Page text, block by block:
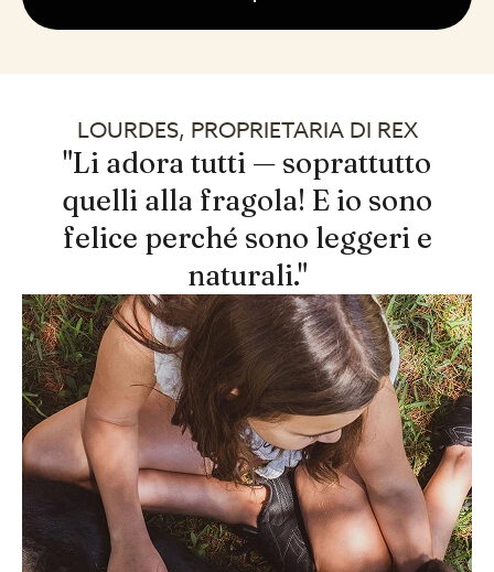
LOURDES, PROPRIETARIA DI REX
"Li adora tutti — soprattutto
quelli alla fragola! E io sono
felice perché sono leggeri e
naturali."